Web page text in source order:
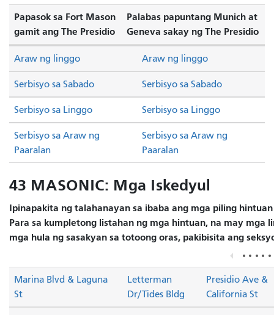
Papasok sa Fort Mason
gamit ang The Presidio
Palabas papuntang Munich at
Geneva sakay ng The Presidio
Serbisyo sa Sabado Serbisyo sa Sabado
Serbisyo sa Linggo Serbisyo sa Linggo
Araw ng linggo Araw ng linggo
Serbisyo sa Araw ng
Paaralan
Serbisyo sa Araw ng
Paaralan
43 MASONIC: Mga Iskedyul
Ipinapakita ng talahanayan sa ibaba ang mga piling
Para sa kumpletong listahan ng mga hintuan, na may
mga hula ng sasakyan sa totoong oras, pakibisita ang
Marina Blvd & Laguna
St
Letterman
Dr/Tides Bldg
Presidio Ave &
California St